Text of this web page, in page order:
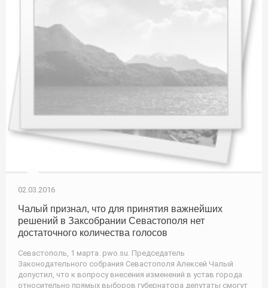
02.03.2016
Чалый признал, что для принятия важнейших
решений в Заксобрании Севастополя нет
достаточного количества голосов
Севастополь, 1 марта. pwo.su. Председатель
Законодательного собрания Севастополя Алексей Чалый
допустил, что к вопросу внесения изменений в устав города
относительно прямых выборов губернатора депутаты смогут